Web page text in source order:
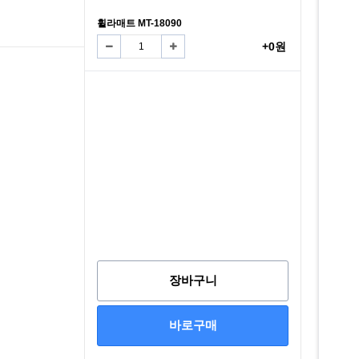
휠라매트 MT-18090
+0원
장바구니
바로구매